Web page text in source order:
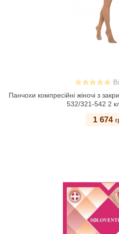
Панчохи компресійні жіночі з
532/321-542 2
1 674